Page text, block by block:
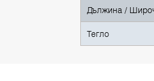
Дължина /
Тегло